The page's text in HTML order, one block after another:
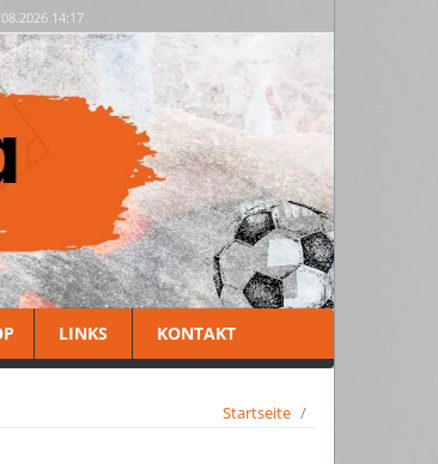
14:17
LINKS KONTAKT
Startseite